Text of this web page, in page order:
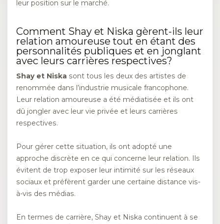
leur position sur le marché.
Comment Shay et Niska gèrent-ils leur
relation amoureuse tout en étant des
personnalités publiques et en jonglant
avec leurs carrières respectives?
Shay et Niska sont tous les deux des artistes de
renommée dans l’industrie musicale francophone.
Leur relation amoureuse a été médiatisée et ils ont
dû jongler avec leur vie privée et leurs carrières
respectives.
Pour gérer cette situation, ils ont adopté une
approche discrète en ce qui concerne leur relation. Ils
évitent de trop exposer leur intimité sur les réseaux
sociaux et préfèrent garder une certaine distance vis-
à-vis des médias.
En termes de carrière, Shay et Niska continuent à se